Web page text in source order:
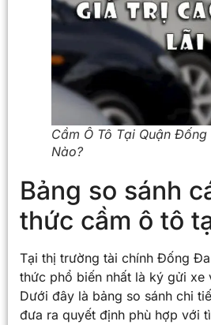
Cầm Ô Tô Tại Quận
Nào?
Bảng so sánh
thức cầm ô tô
Tại thị trường tài chính Đống
thức phổ biến nhất là ký gửi xe
Dưới đây là bảng so sánh chi
đưa ra quyết định phù hợp với